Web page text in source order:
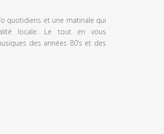
quotidiens et une matinale qui
locale. Le tout en vous
des années 80’s et des